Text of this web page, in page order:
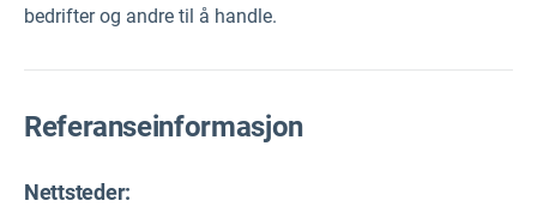
bedrifter og andre til å handle.
Referanseinformasjon
Nettsteder: